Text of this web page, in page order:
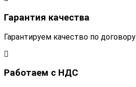
Гарантия качества
Гарантируем качество по договору
Работаем с НДС